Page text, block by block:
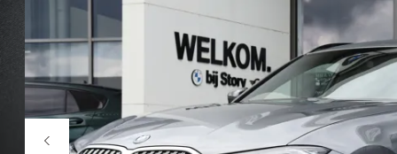
MINI ACEMAN ELECTRIC
MINI COUNTRYMAN ELECTRIC
JOHN COOPER WORKS
ELECTRIC
MINI
MINI